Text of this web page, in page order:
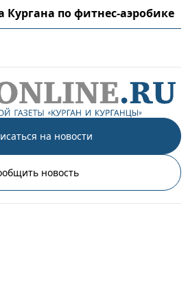
Кургана по фитнес-аэробике
на новости
новость